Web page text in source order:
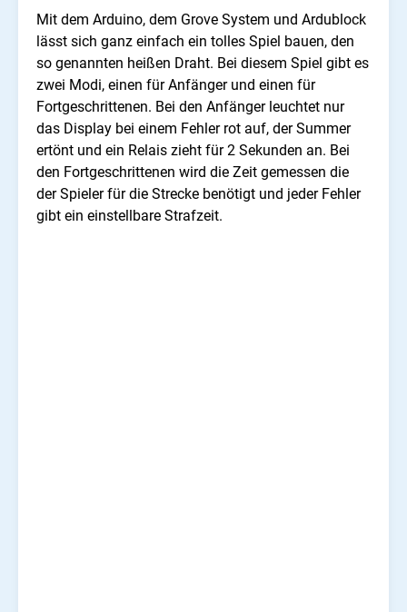
Mit dem Arduino, dem Grove System und Ardublock
lässt sich ganz einfach ein tolles Spiel bauen, den
so genannten heißen Draht. Bei diesem Spiel gibt es
zwei Modi, einen für Anfänger und einen für
Fortgeschrittenen. Bei den Anfänger leuchtet nur
das Display bei einem Fehler rot auf, der Summer
ertönt und ein Relais zieht für 2 Sekunden an. Bei
den Fortgeschrittenen wird die Zeit gemessen die
der Spieler für die Strecke benötigt und jeder Fehler
gibt ein einstellbare Strafzeit.